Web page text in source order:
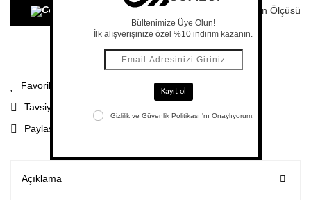
Beden Ölçüsü
Soru%20Sor Paylaş
Tavsiye Et
Paylaş
Açıklama